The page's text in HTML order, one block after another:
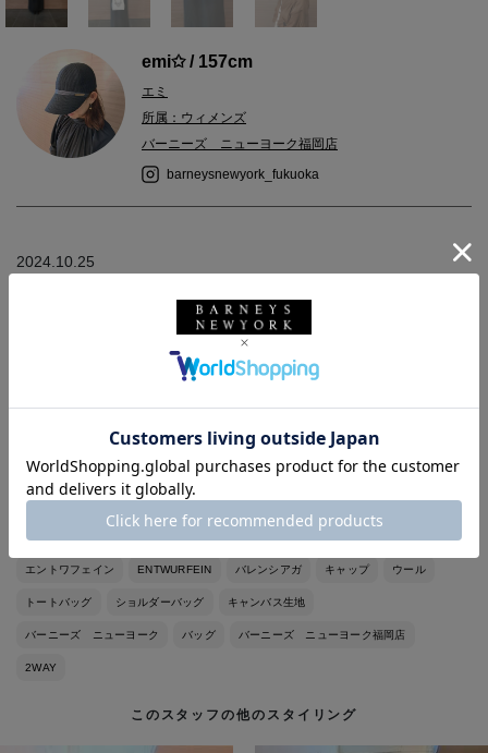
emi✩ / 157cm
エミ
所属：ウィメンズ
バーニーズ ニューヨーク福岡店
barneysnewyork_fukuoka
2024.10.25
シンプルなデザインのミニトート。
ショルダーストラップは取り外しもでき、2wayで楽しめます。
幅広いスタイリングで活躍します。
エントワフェイン ENTWURFEIN バレンシアガ キャップ ウール
トートバッグ ショルダーバッグ キャンバス生地
バーニーズ ニューヨーク バッグ バーニーズ ニューヨーク福岡店
2WAY
このスタッフの他のスタイリング